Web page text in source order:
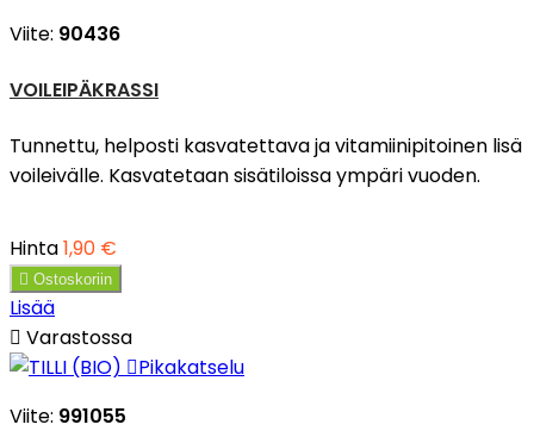
Viite: 90436
VOILEIPÄKRASSI
Tunnettu, helposti kasvatettava ja vitamiinipitoinen lisä
voileivälle. Kasvatetaan sisätiloissa ympäri vuoden.
Hinta1,90 €
 Ostoskoriin
Lisää
 Varastossa
Pikakatselu
Viite: 991055